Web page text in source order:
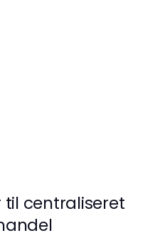
til centraliseret